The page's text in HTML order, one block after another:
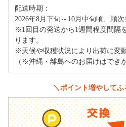
配送時期：
2026年8月下旬～10月中旬頃、順
※1回目の発送から1週間程度間隔
ります。
※天候や収穫状況により出荷に変
（※沖縄・離島へのお届けはでき
＼ポイント増やして